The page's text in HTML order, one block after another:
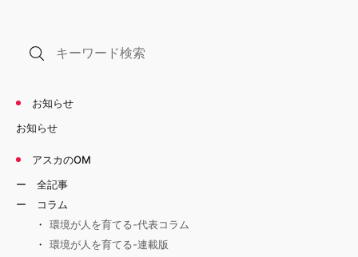
お知らせ
お知らせ
アスカのOM
全記事
コラム
環境が人を育てる-代表コラム
環境が人を育てる-連載版